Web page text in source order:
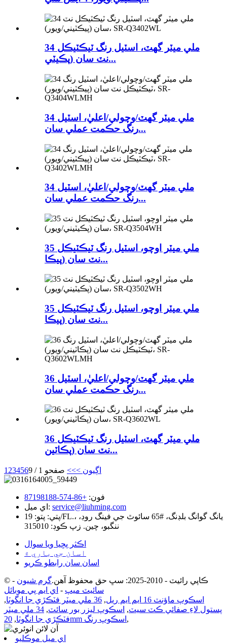
34 ملي ميٽر گھٽ، اسٽيل رنگ ٽيڪٽيڪل
نٽ سان (پڪيٽي...
34 ملي ميٽر گھٽ/وچولي/اعليٰ، اسٽيل
رنگ حڪمت عملي سان...
34 ملي ميٽر گھٽ/وچولي/اعليٰ، اسٽيل
رنگ حڪمت عملي سان...
35 ملي ميٽر اوچو، اسٽيل رنگ ٽيڪٽيڪل
نٽ سان (پيڪا...
35 ملي ميٽر اوچو، اسٽيل رنگ ٽيڪٽيڪل
نٽ سان (پيڪا...
36 ملي ميٽر گھٽ/وچولي/اعليٰ، اسٽيل
رنگ حڪمت عملي سان...
36 ملي ميٽر گھٽ، اسٽيل رنگ ٽيڪٽيڪل
نٽ سان (پڪاٽين...
1 23456 اڳيون >>> صفحو 1 / 9
فون: +86-574-87198188
اي ميل: service@liuhming.com
پتي:
پتو: 19/FL.، يانگ گوانگ بلڊنگ، #65 سائوٿ جي فينگ روڊ،
ننگبو، چين. زپ ڪوڊ: 315010
اڪثر پڇيا ويا سوال
اسان جي باري ۾
اسان سان رابطو ڪريو
© ڪاپي رائيٽ - 2010-2025: سڀ حق محفوظ آهن. گرم شيون -
سائيٽ ميپ - اي ايم پي موبائل
اسڪوپ ماؤنٽ 16 ايم ايم ريل
, 36 ملي ميٽر فٽڪڙي جا انگوٽا
,
پستول لاءِ صفائي ڪٽ سيٽ, اسڪوپ ليزر بور سائٽ,
34 ملي ميٽر
فٽڪڙي جا انگوٽا, 20mm اسڪوپ رنگ ,
اي ميل موڪليو